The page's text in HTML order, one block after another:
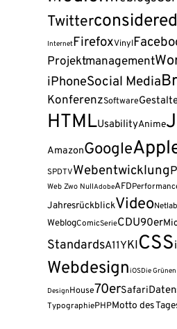
Twitter
InternetFirefoxVinyl
Projektmanagement
iPhoneSocial Media
KonferenzSoftware
HTMLUsabilityAnime
AmazonGoogle
SPDTVWebentwicklung
Web Zwo NullAdobeAFD
JahresrückblickVideo
WeblogComicSerieCDU90er
StandardsA11YKICSS
WebdesigniOSDie Grünen
DesignHouse70erSafari
TypographiePHPMotto des